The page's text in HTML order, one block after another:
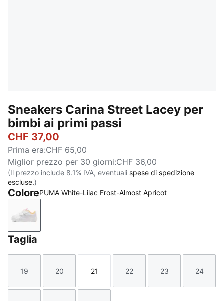
Sneakers Carina Street Lacey per
bimbi ai primi passi
CHF 37,00
Prima era:CHF 65,00
Miglior prezzo per 30 giorni:CHF 36,00
(Il prezzo include 8.1% IVA, eventuali spese di spedizione
escluse.)
ColorePUMA White-Lilac Frost-Almost Apricot
PUMA White-Lilac Frost-Almost Apricot
Taglia
Taglia
19
Taglia
20
Taglia
21
Taglia
22
Taglia
23
Taglia
24